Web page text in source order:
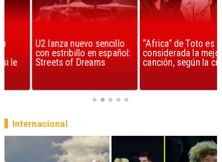
U2 lanza nuevo sencillo
con estribillo en español:
Streets of Dreams
“Africa” de Toto es
considerada la mejor
canción, según la ciencia
Internacional